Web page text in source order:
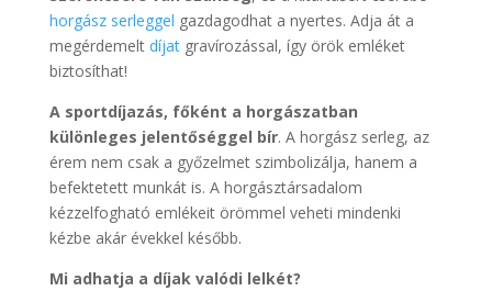
horgász serleggel gazdagodhat a nyertes. Adja át a
megérdemelt díjatgravírozással, így örök emléket
biztosíthat!
A sportdíjazás, főként a horgászatban
különleges jelentőséggel bír. A horgász serleg, az
érem nem csak a győzelmet szimbolizálja, hanem a
befektetett munkát is. A horgásztársadalom
kézzelfogható emlékeit örömmel veheti mindenki
kézbe akár évekkel később.
Mi adhatja a díjak valódi lelkét?